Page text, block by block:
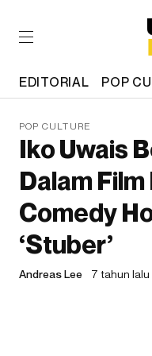
EDITORIAL POP
POP CULTURE
Iko Uwais
Dalam
Comedy
‘Stuber’
Andreas Lee 7 tahun lalu